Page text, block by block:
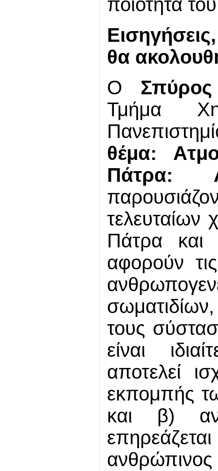
ποιότητα
θα
Ο
Τμήμα
θέμα:
Πάτρα:
τελευταίων
Πάτρα και
αφορούν
σωματιδίων,
τους
είναι
αποτελεί
εκπομπής
και β)
ανθρώπινος